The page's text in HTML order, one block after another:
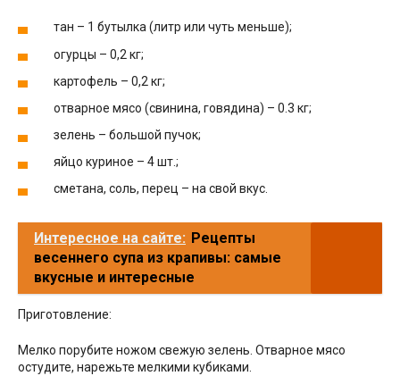
тан – 1 бутылка (литр или чуть меньше);
огурцы – 0,2 кг;
картофель – 0,2 кг;
отварное мясо (свинина, говядина) – 0.3 кг;
зелень – большой пучок;
яйцо куриное – 4 шт.;
сметана, соль, перец – на свой вкус.
Интересное на сайте: Рецепты
весеннего супа из крапивы: самые
вкусные и интересные
Приготовление:
Мелко порубите ножом свежую зелень. Отварное мясо
остудите, нарежьте мелкими кубиками.